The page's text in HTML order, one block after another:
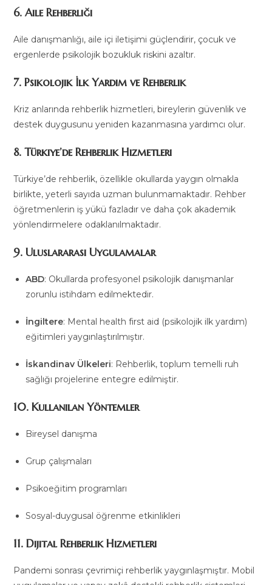
6. Aile Rehberliği
Aile danışmanlığı, aile içi iletişimi güçlendirir, çocuk ve
ergenlerde psikolojik bozukluk riskini azaltır.
7. Psikolojik İlk Yardım ve Rehberlik
Kriz anlarında rehberlik hizmetleri, bireylerin güvenlik ve
destek duygusunu yeniden kazanmasına yardımcı olur.
8. Türkiye’de Rehberlik Hizmetleri
Türkiye’de rehberlik, özellikle okullarda yaygın olmakla
birlikte, yeterli sayıda uzman bulunmamaktadır. Rehber
öğretmenlerin iş yükü fazladır ve daha çok akademik
yönlendirmelere odaklanılmaktadır.
9. Uluslararası Uygulamalar
ABD: Okullarda profesyonel psikolojik danışmanlar
zorunlu istihdam edilmektedir.
İngiltere: Mental health first aid (psikolojik ilk yardım)
eğitimleri yaygınlaştırılmıştır.
İskandinav Ülkeleri: Rehberlik, toplum temelli ruh
sağlığı projelerine entegre edilmiştir.
10. Kullanılan Yöntemler
Bireysel danışma
Grup çalışmaları
Psikoeğitim programları
Sosyal-duygusal öğrenme etkinlikleri
11. Dijital Rehberlik Hizmetleri
Pandemi sonrası çevrimiçi rehberlik yaygınlaşmıştır. Mobil